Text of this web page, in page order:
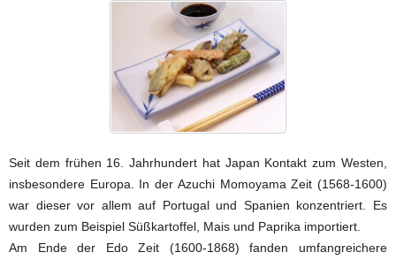
Seit dem frühen 16. Jahrhundert hat Japan Kontakt zum Westen,
insbesondere Europa. In der Azuchi Momoyama Zeit (1568-1600)
war dieser vor allem auf Portugal und Spanien konzentriert. Es
wurden zum Beispiel Süßkartoffel, Mais und Paprika importiert.
Am Ende der Edo Zeit (1600-1868) fanden umfangreichere